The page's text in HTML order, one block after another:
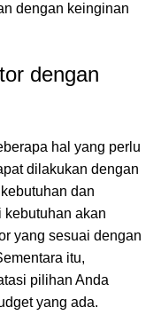
dengan keinginan
dengan
hal yang perlu
dilakukan dengan
dan
akan
yang sesuai dengan
itu,
pilihan Anda
yang ada.